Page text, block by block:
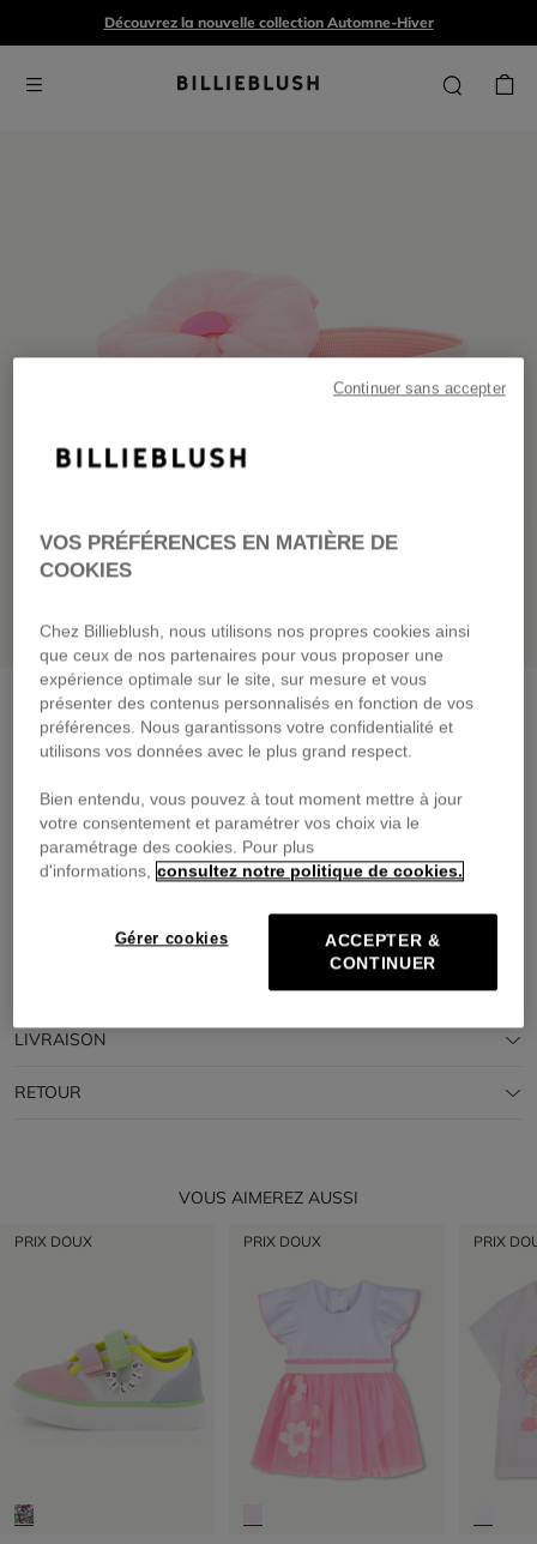
Découvrez la nouvelle collection Automne-Hiver
Claquettes avec noeuds baby pink
35,00 €
Payez en 4 fois sans frais avec
🔒Paiement sécurisé & retours faciles
DESCRIPTION
COMPOSITION
LIVRAISON
RETOUR
VOUS AIMEREZ AUSSI
PRIX DOUX PRIX DOUX PRIX
VOS PRÉFÉRENCES EN MATIÈRE DE
COOKIES
Chez Billieblush, nous utilisons nos propres cookies ainsi
que ceux de nos partenaires pour vous proposer une
expérience optimale sur le site, sur mesure et vous
présenter des contenus personnalisés en fonction de vos
préférences. Nous garantissons votre confidentialité et
utilisons vos données avec le plus grand respect.
Bien entendu, vous pouvez à tout moment mettre à jour
votre consentement et paramétrer vos choix via le
paramétrage des cookies. Pour plus
d'informations, consultez notre politique de cookies.
Gérer cookies
ACCEPTER &
CONTINUER
Continuer sans accepter